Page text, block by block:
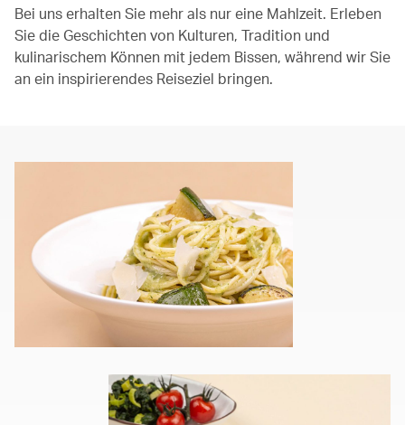
Bei uns erhalten Sie mehr als nur eine Mahlzeit. Erleben
Sie die Geschichten von Kulturen, Tradition und
kulinarischem Können mit jedem Bissen, während wir Sie
an ein inspirierendes Reiseziel bringen.